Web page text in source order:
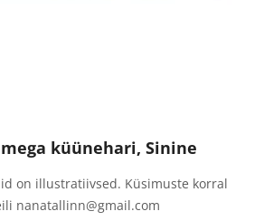
küünehari, Sinine
on illustratiivsed. Küsimuste korral
nanatallinn@gmail.com